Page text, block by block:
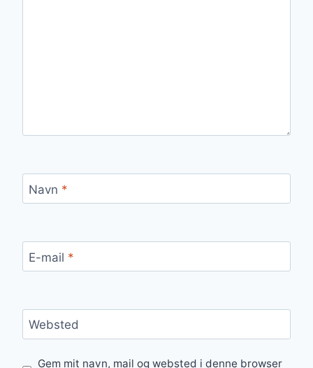
Navn *
E-mail *
Websted
Gem mit navn, mail og websted i denne browser